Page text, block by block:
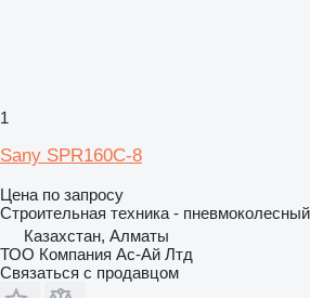
1
Sany SPR160C-8
Цена по запросу
Строительная техника -
Казахстан, Алматы
ТОО Компания Ас-Ай Лтд
Связаться с продавцом